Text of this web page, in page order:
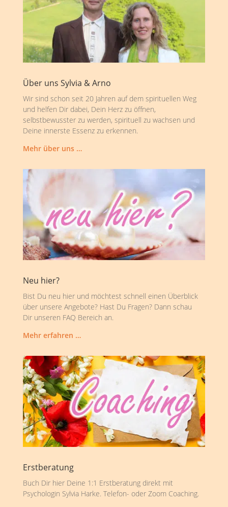
Über uns Sylvia & Arno
Wir sind schon seit 20 Jahren auf dem spirituellen Weg
und helfen Dir dabei, Dein Herz zu öffnen,
selbstbewusster zu werden, spirituell zu wachsen und
Deine innerste Essenz zu erkennen.
Mehr über uns …
Neu hier?
Bist Du neu hier und möchtest schnell einen Überblick
über unsere Angebote? Hast Du Fragen? Dann schau
Dir unseren FAQ Bereich an.
Mehr erfahren …
Erstberatung
Buch Dir hier Deine 1:1 Erstberatung direkt mit
Psychologin Sylvia Harke. Telefon- oder Zoom Coaching.